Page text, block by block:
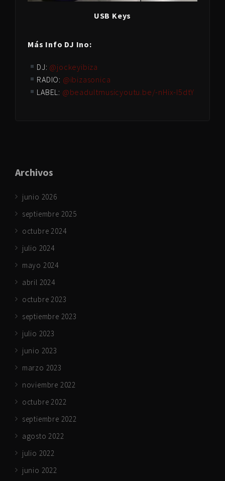
USB Keys
Más Info DJ Ino:
DJ: @jockeyibiza
RADIO: @ibizasonica
LABEL: @beadultmusicyoutu.be/-nHix-I5dtY
Archivos
junio 2026
septiembre 2025
octubre 2024
julio 2024
mayo 2024
abril 2024
octubre 2023
septiembre 2023
julio 2023
junio 2023
marzo 2023
noviembre 2022
octubre 2022
septiembre 2022
agosto 2022
julio 2022
junio 2022